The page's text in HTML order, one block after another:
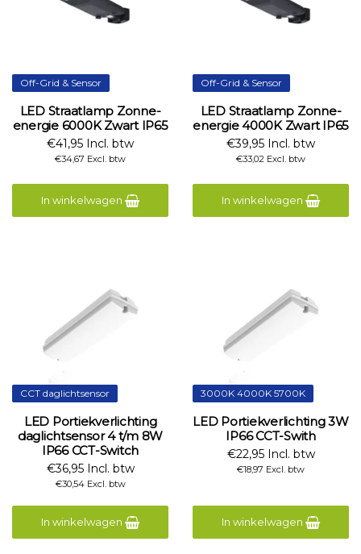
Off-Grid & Sensor
LED Straatlamp Zonne-
energie 6000K Zwart IP65
€41,95 Incl. btw
€34,67 Excl. btw
In winkelwagen
Off-Grid & Sensor
LED Straatlamp Zonne-
energie 4000K Zwart IP65
€39,95 Incl. btw
€33,02 Excl. btw
In winkelwagen
CCT daglichtsensor
LED Portiekverlichting
daglichtsensor 4 t/m 8W
IP66 CCT-Switch
€36,95 Incl. btw
€30,54 Excl. btw
In winkelwagen
3000K 4000K 5700K
LED Portiekverlichting 3W
IP66 CCT-Swith
€22,95 Incl. btw
€18,97 Excl. btw
In winkelwagen